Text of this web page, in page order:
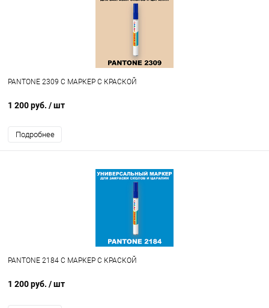
PANTONE 2309 C МАРКЕР С КРАСКОЙ
1 200 руб. / шт
Подробнее
PANTONE 2184 C МАРКЕР С КРАСКОЙ
1 200 руб. / шт